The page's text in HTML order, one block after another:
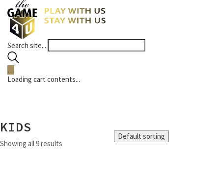
Search site...
…
Loading cart contents...
KIDS
Showing all 9 results
Default sorting